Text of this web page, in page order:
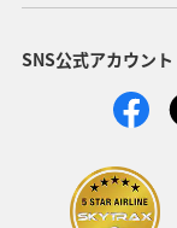
SNS公式アカウント